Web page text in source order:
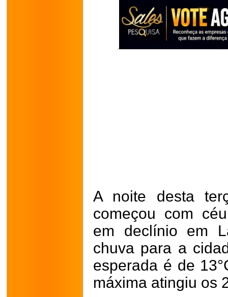
A noite desta
começou com
em declínio em
chuva para a
esperada é de
máxima atingiu os